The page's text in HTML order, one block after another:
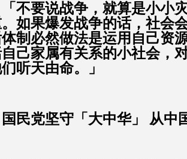
不要说战争，就算是小小
如果爆发战争的话，社会
制必然做法是运用自己资
己家属有关系的小社会，
听天由命。」
民党坚守「大中华」 从中